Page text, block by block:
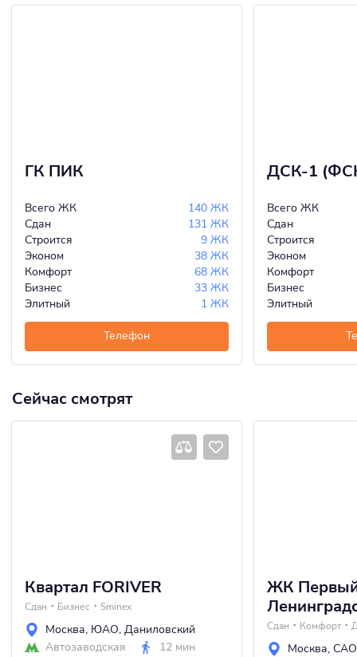
ГК ПИК
Всего ЖК
140 ЖК
Сдан
131 ЖК
Строится
9 ЖК
Эконом
38 ЖК
Комфорт
68 ЖК
Бизнес
33 ЖК
Элитный
1 ЖК
Телефон
ДСК-1
Всего ЖК
Сдан
Строится
Эконом
Комфорт
Бизнес
Элитный
Сейчас смотрят
Квартал FORIVER
Сдан Бизнес Sminex
Москва, ЮАО, Даниловский
Автозаводская
12 мин
ЖК
Сдан Комфорт
Москва, САО